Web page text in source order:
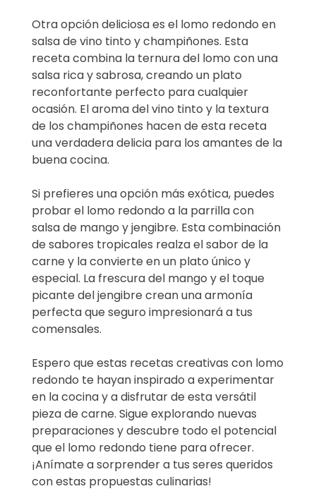
Otra opción deliciosa es el lomo redondo en
salsa de vino tinto y champiñones. Esta
receta combina la ternura del lomo con una
salsa rica y sabrosa, creando un plato
reconfortante perfecto para cualquier
ocasión. El aroma del vino tinto y la textura
de los champiñones hacen de esta receta
una verdadera delicia para los amantes de la
buena cocina.
Si prefieres una opción más exótica, puedes
probar el lomo redondo a la parrilla con
salsa de mango y jengibre. Esta combinación
de sabores tropicales realza el sabor de la
carne y la convierte en un plato único y
especial. La frescura del mango y el toque
picante del jengibre crean una armonía
perfecta que seguro impresionará a tus
comensales.
Espero que estas recetas creativas con lomo
redondo te hayan inspirado a experimentar
en la cocina y a disfrutar de esta versátil
pieza de carne. Sigue explorando nuevas
preparaciones y descubre todo el potencial
que el lomo redondo tiene para ofrecer.
¡Anímate a sorprender a tus seres queridos
con estas propuestas culinarias!